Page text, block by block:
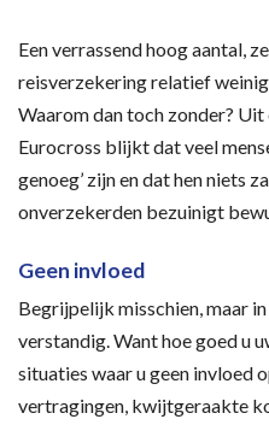
Een verrassend hoog aantal,
reisverzekering relatief
Waarom dan toch zonder?
Eurocross blijkt dat veel
genoeg’ zijn en dat hen niets
onverzekerden bezuinigt
Geen invloed
Begrijpelijk misschien, maar
verstandig. Want hoe goed u
situaties waar u geen invloed
vertragingen, kwijtgeraakte